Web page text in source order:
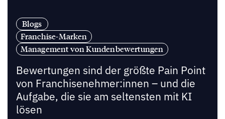
Blogs
Franchise-Marken
Management von Kundenbewertungen
Bewertungen sind der größte Pain Point
von Franchisenehmer:innen – und die
Aufgabe, die sie am seltensten mit KI
lösen